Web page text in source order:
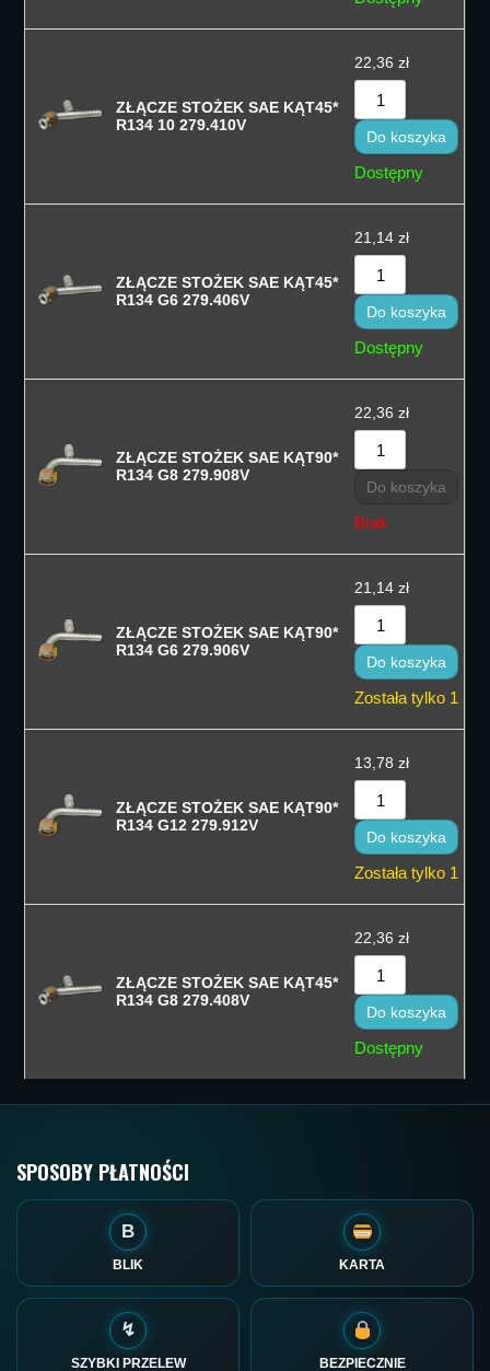
ZŁĄCZE STOŻEK SAE KĄT45*
R134 10 279.410V
22,36 zł
Do koszyka
Dostępny
ZŁĄCZE STOŻEK SAE KĄT45*
R134 G6 279.406V
21,14 zł
Do koszyka
Dostępny
ZŁĄCZE STOŻEK SAE KĄT90*
R134 G8 279.908V
22,36 zł
Do koszyka
Brak
ZŁĄCZE STOŻEK SAE KĄT90*
R134 G6 279.906V
21,14 zł
Do koszyka
Została tylko 1
ZŁĄCZE STOŻEK SAE KĄT90*
R134 G12 279.912V
13,78 zł
Do koszyka
Została tylko 1
ZŁĄCZE STOŻEK SAE KĄT45*
R134 G8 279.408V
22,36 zł
Do koszyka
Dostępny
SPOSOBY PŁATNOŚCI
B
BLIK KARTA
↯
SZYBKI PRZELEW BEZPIECZNIE